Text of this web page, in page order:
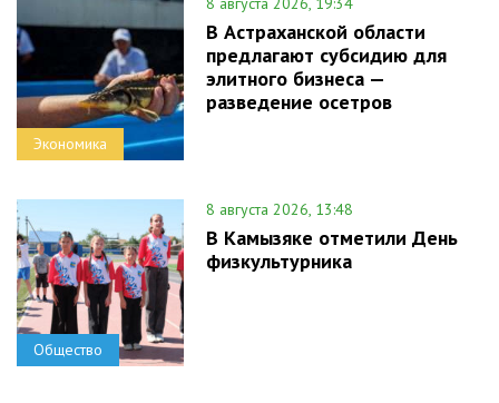
Экономика
В Астраханской области
предлагают субсидию для
элитного бизнеса —
разведение осетров
Общество
8 августа 2026, 13:48
В Камызяке отметили День
физкультурника